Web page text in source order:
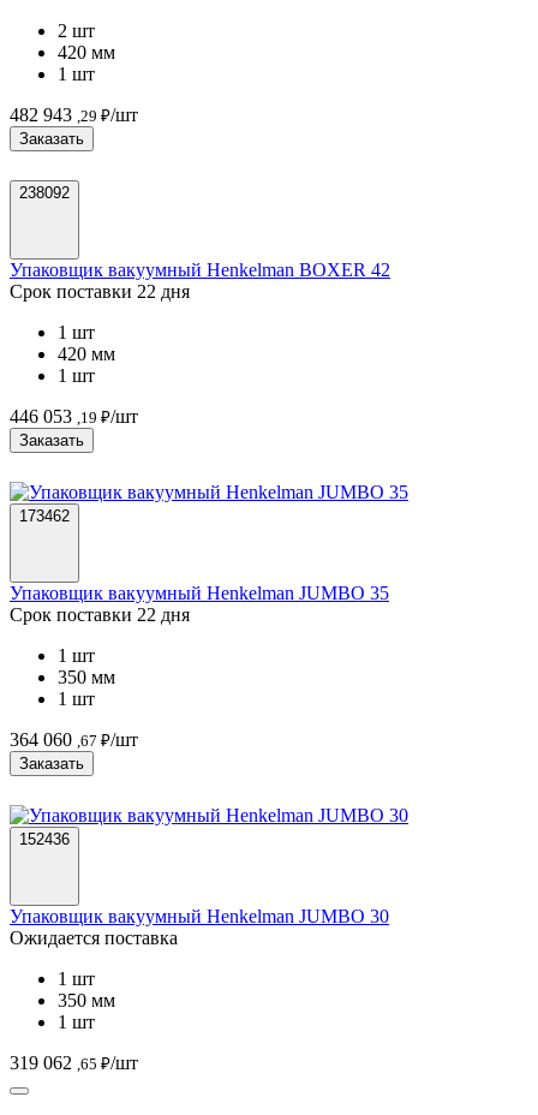
2 шт
420 мм
1 шт
482 943 ,29 ₽/шт
Заказать
238092
Упаковщик вакуумный Henkelman BOXER 42
Срок поставки 22 дня
1 шт
420 мм
1 шт
446 053 ,19 ₽/шт
Заказать
173462
Упаковщик вакуумный Henkelman JUMBO 35
Срок поставки 22 дня
1 шт
350 мм
1 шт
364 060 ,67 ₽/шт
Заказать
152436
Упаковщик вакуумный Henkelman JUMBO 30
Ожидается поставка
1 шт
350 мм
1 шт
319 062 ,65 ₽/шт